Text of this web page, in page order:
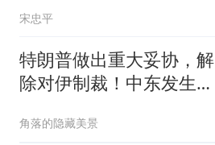
宋忠平
特朗普做出重大妥协，解
除对伊制裁！中东发生怎
角落的隐藏美景